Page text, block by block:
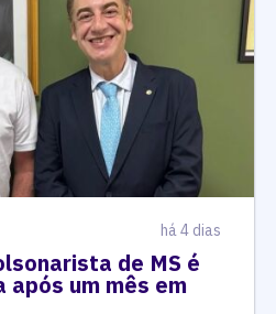
há 4 dias
de MS é
após um mês em